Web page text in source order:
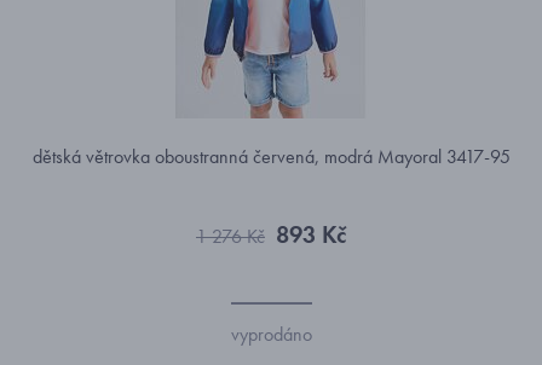
dětská větrovka oboustranná červená, modrá Mayoral 3417-95
1 276 Kč 893 Kč
vyprodáno